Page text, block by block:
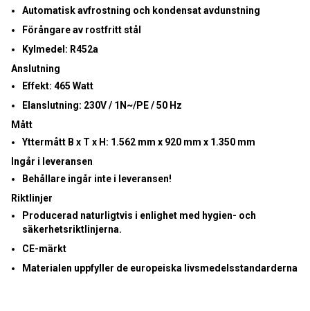
Automatisk avfrostning och kondensat avdunstning
Förångare av rostfritt stål
Kylmedel: R452a
Anslutning
Effekt: 465 Watt
Elanslutning: 230V / 1N~/PE / 50 Hz
Mått
Yttermått B x T x H: 1.562 mm x 920 mm x 1.350 mm
Ingår i leveransen
Behållare ingår inte i leveransen!
Riktlinjer
Producerad naturligtvis i enlighet med hygien- och
säkerhetsriktlinjerna.
CE-märkt
Materialen uppfyller de europeiska livsmedelsstandarderna